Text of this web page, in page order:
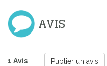
AVIS
1 Avis Publier un avis